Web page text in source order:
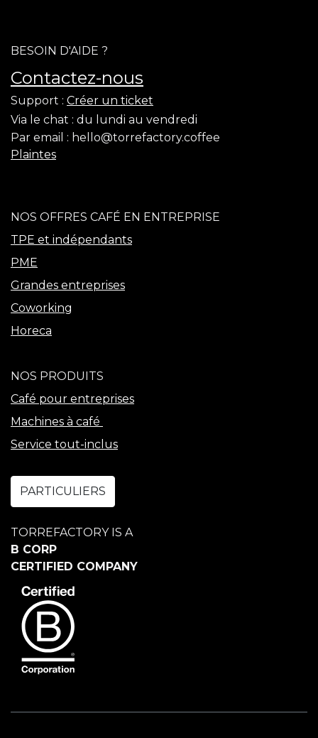
BESOIN D'AIDE ?
Contactez-nous
Support : Créer un ticket
Via le chat : du lundi au vendredi
Par email : hello@torrefactory.coffee
Plaintes
NOS OFFRES CAFÉ EN ENTREPRISE
TPE et indépendants
PME
Grandes entreprises
Coworking
Horeca
NOS PRODUITS
Café pour entreprises
Machines à café
Service tout-inclus
PARTICULIERS
TORREFACTORY IS A
B CORP
CERTIFIED COMPANY